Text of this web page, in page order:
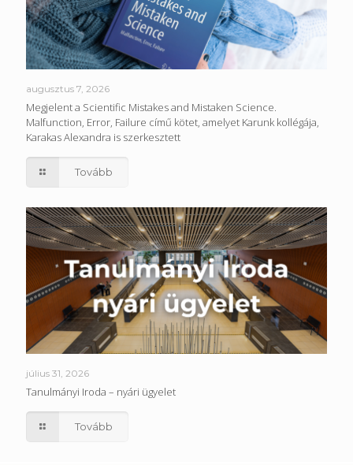
augusztus 7, 2026
Megjelent a Scientific Mistakes and Mistaken Science.
Malfunction, Error, Failure című kötet, amelyet Karunk kollégája,
Karakas Alexandra is szerkesztett
Tovább
július 31, 2026
Tanulmányi Iroda – nyári ügyelet
Tovább